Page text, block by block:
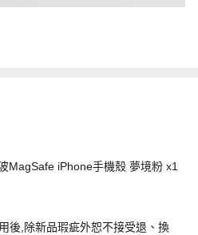
MagSafe iPhone手機殼 夢境粉 x1
後,除新品瑕疵外恕不接受退、換